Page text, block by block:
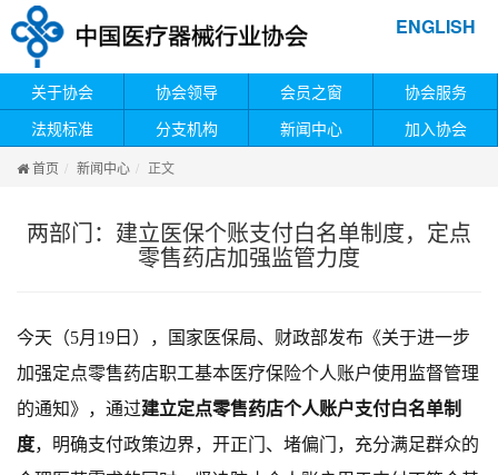
ENGLISH
关于协会 协会领导 会员之窗
协会服务
法规标准
分支机构 新闻中心 加入协会
首页 新闻中心 正文
两部门：建立医保个账支付白名单制度，定点
零售药店加强监管力度
今天（5月19日），国家医保局、财政部发布《关于进一步
加强定点零售药店职工基本医疗保险个人账户使用监督管理
的通知》，通过建立定点零售药店个人账户支付白名单制
度，明确支付政策边界，开正门、堵偏门，充分满足群众的